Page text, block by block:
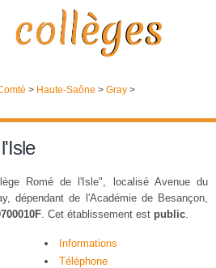
> Haute-Saône > Gray >
Romé de l'Isle", localisé Avenue du
dépendant de l'Académie de Besançon,
. Cet établissement est public.
Informations
Téléphone